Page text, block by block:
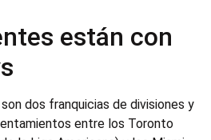
están con
dos franquicias de divisiones y
entre los Toronto